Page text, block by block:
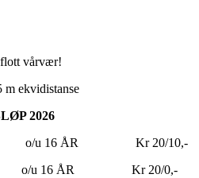
flott vårvær!
m ekvidistanse
2026
o/u 16 ÅR Kr 20/10,-
u 16 ÅR Kr 20/0,-